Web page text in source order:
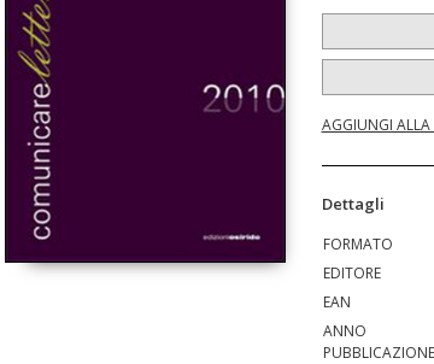
AGGIUNGI ALLA
Dettagli
FORMATO
EDITORE
EAN
ANNO
PUBBLICAZIONE